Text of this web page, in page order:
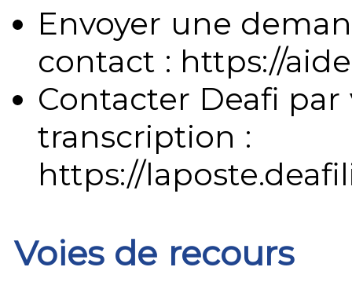
Envoyer une
contact : https://
Contacter Deafi
transcription :
https://
Voies de recours